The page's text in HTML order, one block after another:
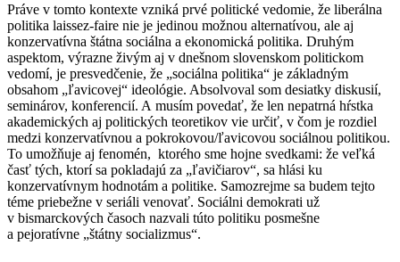
Práve v tomto kontexte vzniká prvé politické vedomie, že liberálna
politika laissez-faire nie je jedinou možnou alternatívou, ale aj
konzervatívna štátna sociálna a ekonomická politika. Druhým
aspektom, výrazne živým aj v dnešnom slovenskom politickom
vedomí, je presvedčenie, že „sociálna politika“ je základným
obsahom „ľavicovej“ ideológie. Absolvoval som desiatky diskusií,
seminárov, konferencií. A musím povedať, že len nepatrná hŕstka
akademických aj politických teoretikov vie určiť, v čom je rozdiel
medzi konzervatívnou a pokrokovou/ľavicovou sociálnou politikou.
To umožňuje aj fenomén, ktorého sme hojne svedkami: že veľká
časť tých, ktorí sa pokladajú za „ľavičiarov“, sa hlási ku
konzervatívnym hodnotám a politike. Samozrejme sa budem tejto
téme priebežne v seriáli venovať. Sociálni demokrati už
v bismarckových časoch nazvali túto politiku posmešne
a pejoratívne „štátny socializmus“.